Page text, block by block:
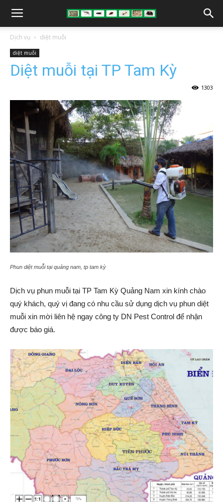
Dịch vụ diệt muỗi
diệt muỗi
Diệt muỗi tại TP Tam Kỳ
1303
Phun diệt muỗi tại quảng nam, tp tam kỳ
Dịch vụ phun muỗi tại TP Tam Kỳ Quảng Nam xin kính chào
quý khách, quý vị đang có nhu cầu sử dụng dịch vụ phun diệt
muỗi xin mời liên hệ ngay công ty DN Pest Control để nhận
được báo giá.